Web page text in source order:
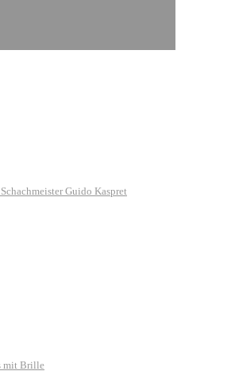
Guido Kaspret
mit Brille